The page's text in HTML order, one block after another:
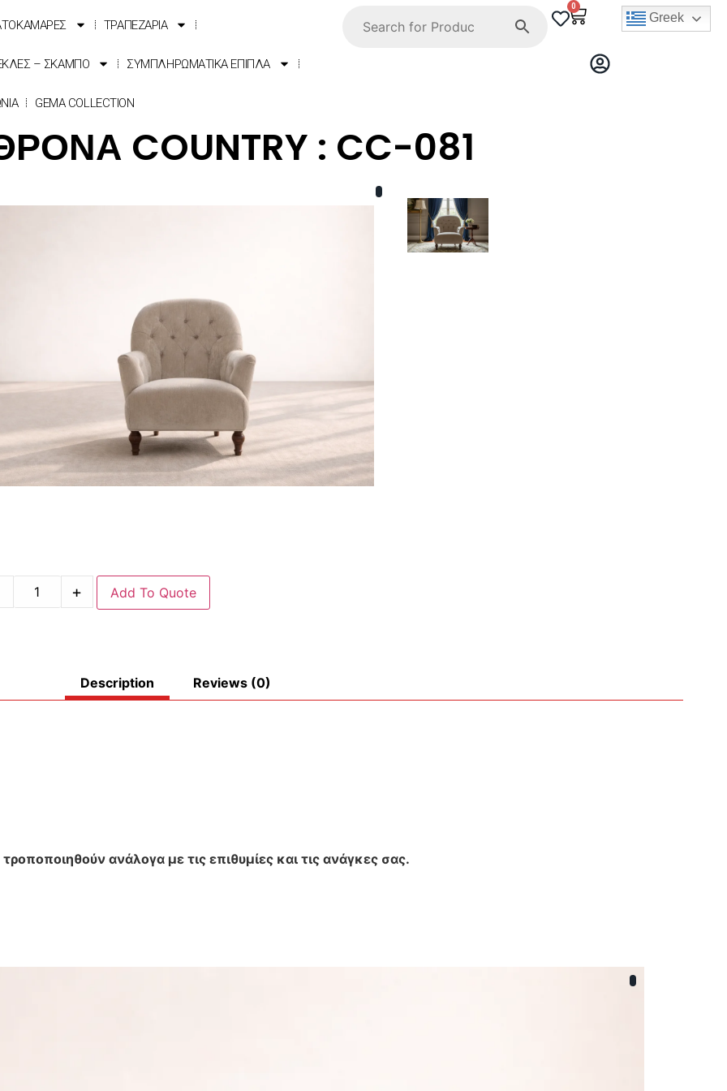
ΤΡΑΠΕΖΑΡΙΑ
– ΣΚΑΜΠΟ ΣΥΜΠΛΗΡΩΜΑΤΙΚΑ ΕΠΙΠΛΑ
GEMA COLLECTION
0
Greek
COUNTRY : CC-081
+ Add To Quote
Description Reviews (0)
ανάλογα με τις επιθυμίες και τις ανάγκες σας.